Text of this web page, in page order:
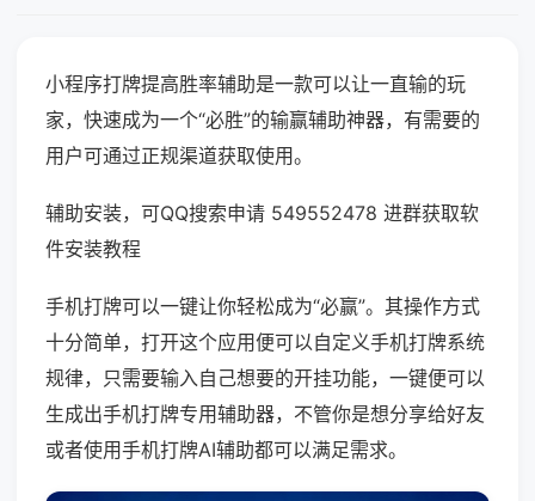
小程序打牌提高胜率辅助是一款可以让一直输的玩
家，快速成为一个“必胜”的输赢辅助神器，有需要的
用户可通过正规渠道获取使用。
辅助安装，可QQ搜索申请 549552478 进群获取软
件安装教程
手机打牌可以一键让你轻松成为“必赢”。其操作方式
十分简单，打开这个应用便可以自定义手机打牌系统
规律，只需要输入自己想要的开挂功能，一键便可以
生成出手机打牌专用辅助器，不管你是想分享给好友
或者使用手机打牌AI辅助都可以满足需求。